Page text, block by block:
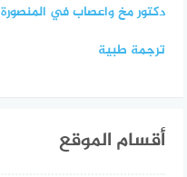
دكتور مخ واعصاب في المنصورة
ترجمة طبية
أقسام الموقع